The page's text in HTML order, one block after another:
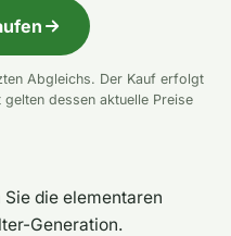
Abgleichs. Der Kauf erfolgt
dessen aktuelle Preise
Sie die elementaren
Generation.